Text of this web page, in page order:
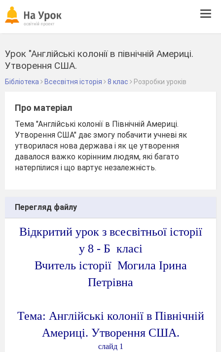
Урок "Англійські колонії в північній Америці.
Утворення США.
Бібліотека Всесвітня історія 8 клас Розробки уроків
Про матеріал
Тема "Англійські колонії в Північній Америці.
Утворення США" дає змогу побачити учневі як
утворилася нова держава і як це утворення
давалося важко корінним людям, які багато
натерпілися і що вартує незалежність.
Перегляд файлу
Відкритий урок з всесвітньої історії
у 8 - Б класі
Вчитель історії Могила Ірина
Петрівна
Тема: Англійські колонії в Північній
Америці. Утворення США.
слайд 1